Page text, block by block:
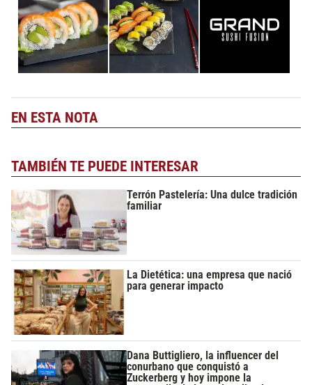
EN ESTA NOTA
TAMBIÉN TE PUEDE INTERESAR
Terrón Pastelería: Una dulce tradición
familiar
La Dietética: una empresa que nació
para generar impacto
Dana Buttigliero, la influencer del
conurbano que conquistó a
Zuckerberg y hoy impone la